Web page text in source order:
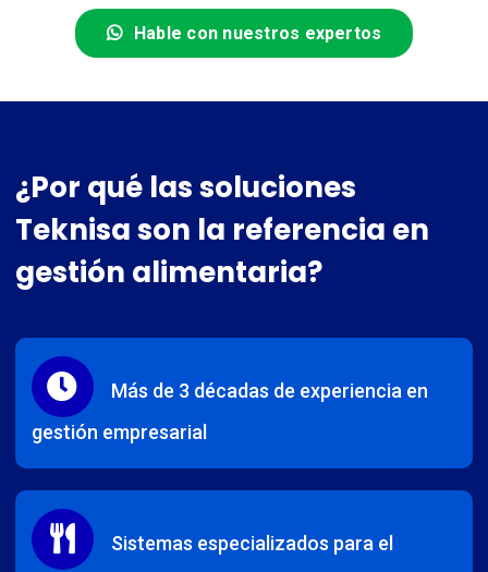
Hable con nuestros expertos
¿Por qué las soluciones
Teknisa son la referencia en
gestión alimentaria?
Más de 3 décadas de experiencia en
gestión empresarial
Sistemas especializados para el